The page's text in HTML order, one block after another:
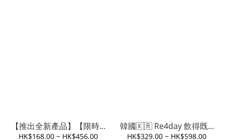
【推出全新產品】【限時...
HK$168.00 ~ HK$456.00
韓國🇰🇷 Re4day 飲得既...
HK$329.00 ~ HK$598.00